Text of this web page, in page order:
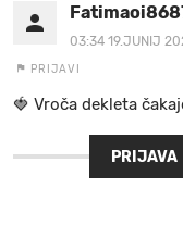
03:34 19.JUNIJ
PRIJAVI
🍓 V r o č a d e k l e t a ča
PRIJAVA